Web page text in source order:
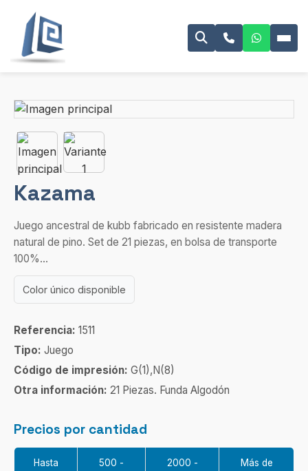
Kazama
Juego ancestral de kubb fabricado en resistente madera
natural de pino. Set de 21 piezas, en bolsa de transporte
100%...
Color único disponible
Referencia: 1511
Tipo: Juego
Código de impresión: G(1),N(8)
Otra información: 21 Piezas. Funda Algodón
Precios por cantidad
Hasta
500 -
2000 -
Más de